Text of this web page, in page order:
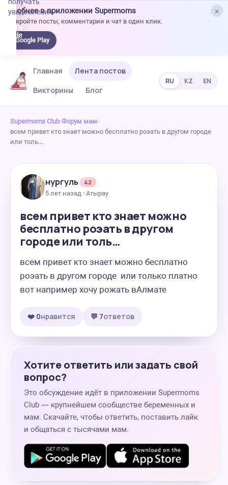
×
Удобнее в приложении Supermoms
Откройте посты, комментарии и чат в один клик.
Google Play
уведомления.
Главная
Лента постов
Викторины
Блог
RU KZ EN
Supermoms Club›Форум мам›
всем привет кто знает можно бесплатно роэать в другом городе
или толь…
нургуль
42
5 лет назад · Атырау
всем привет кто знает можно
бесплатно роэать в другом
городе или толь…
всем привет кто знает можно бесплатно
роэать в другом городе  или только платно
вот например хочу рожать вАлмате
❤️ 0нравится 💬 7ответов
Хотите ответить или задать свой
вопрос?
Это обсуждение идёт в приложении Supermoms
Club — крупнейшем сообществе беременных и
мам. Скачайте, чтобы ответить, поставить лайк
и общаться с тысячами мам.